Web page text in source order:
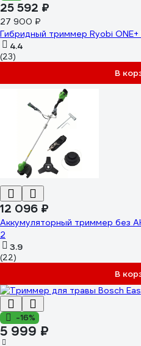
25 592 ₽
27 900 ₽
Гибридный триммер Ryobi ONE+
4.4
(23)
В
12 096 ₽
Аккумуляторный триммер без
2
3.9
(22)
В
-16%
5 999 ₽